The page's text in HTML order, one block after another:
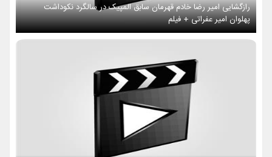
رازگشایی امیر رضا خادم قهرمان سابق المپیک در سالگرد نکوداشت
پهلوان امیر عفراتی + فیلم